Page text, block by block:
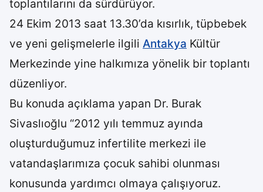
toplantılarını da sürdürüyor.
24 Ekim 2013 saat 13.30’da kısırlık, tüpbebek
ve yeni gelişmelerle ilgili Antakya Kültür
Merkezinde yine halkımıza yönelik bir toplantı
düzenliyor.
Bu konuda açıklama yapan Dr. Burak
Sivaslıoğlu “2012 yılı temmuz ayında
oluşturduğumuz infertilite merkezi ile
vatandaşlarımıza çocuk sahibi olunması
konusunda yardımcı olmaya çalışıyoruz.